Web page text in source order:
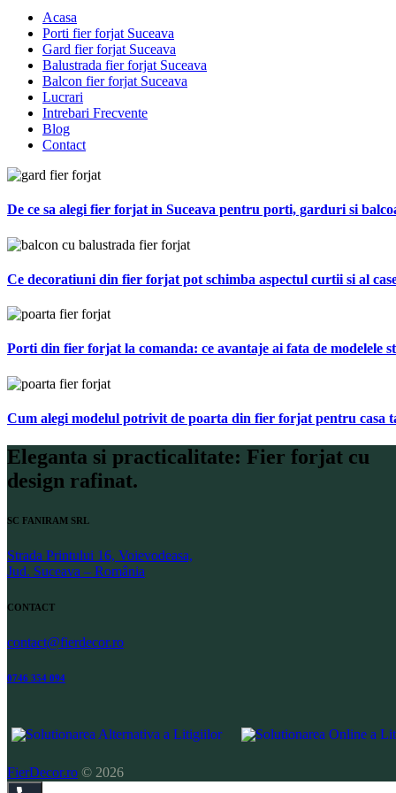
Acasa
Porti fier forjat Suceava
Gard fier forjat Suceava
Balustrada fier forjat Suceava
Balcon fier forjat Suceava
Lucrari
Intrebari Frecvente
Blog
Contact
De ce sa alegi fier forjat in Suceava pentru porti, garduri si
Ce decoratiuni din fier forjat pot schimba aspectul curtii si al
Porti din fier forjat la comanda: ce avantaje ai fata de modelele
Cum alegi modelul potrivit de poarta din fier forjat pentru casa
Eleganta si practicalitate: Fier forjat cu
design rafinat.
SC FANIRAM SRL
Strada Printului 16, Voievodeasa,
Jud. Suceava – România
CONTACT
contact@fierdecor.ro
0746 354 094
FierDecor.ro © 2026